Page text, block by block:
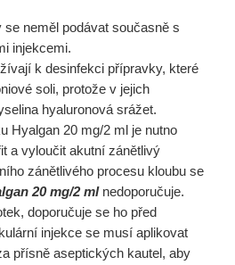
se neměl podávat současně s
injekcemi.
k desinfekci přípravky, které
soli, protože v jejich
hyaluronová srážet.
Hyalgan 20 mg/2 ml je nutno
a vyloučit akutní zánětlivý
zánětlivého procesu kloubu se
20 mg/2 ml nedoporučuje.
doporučuje se ho před
injekce se musí aplikovat
přísně aseptických kautel, aby